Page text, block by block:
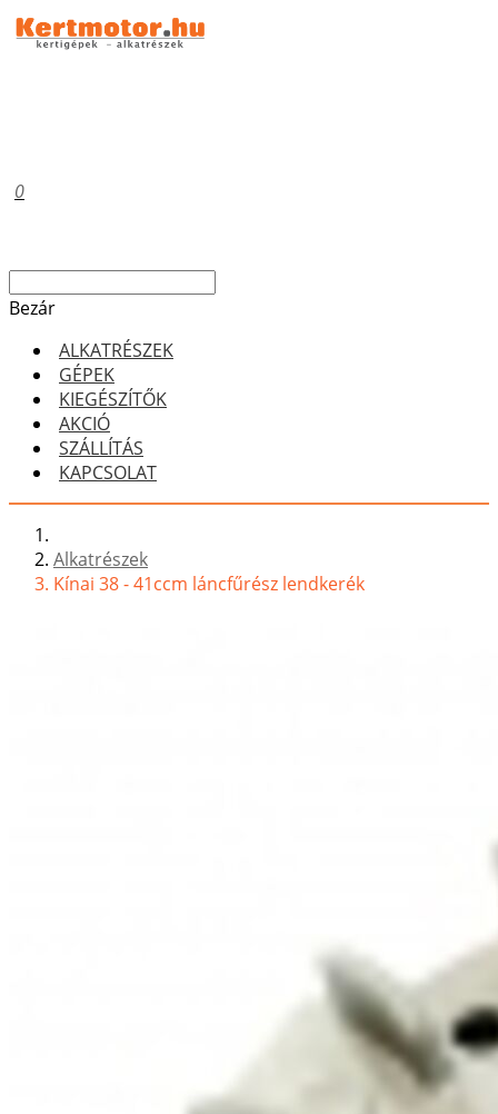
0
Bezár
ALKATRÉSZEK
GÉPEK
KIEGÉSZÍTŐK
AKCIÓ
SZÁLLÍTÁS
KAPCSOLAT
Alkatrészek
Kínai 38 - 41ccm láncfűrész lendkerék